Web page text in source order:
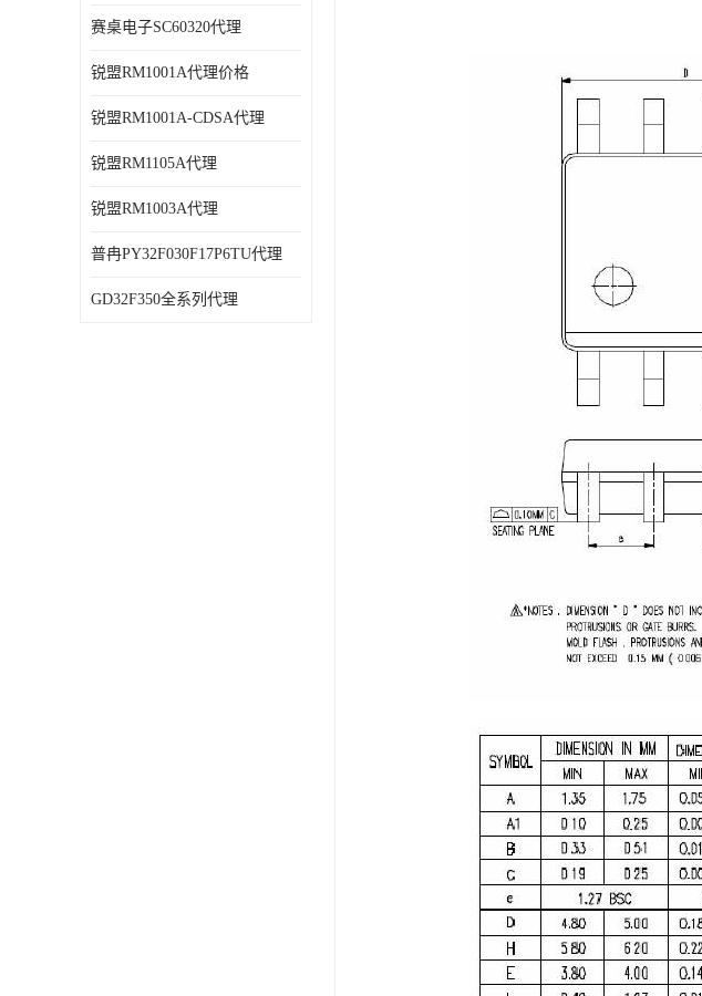
赛桌电子SC60320代理
锐盟RM1001A代理价格
锐盟RM1001A-CDSA代理
锐盟RM1105A代理
锐盟RM1003A代理
普冉PY32F030F17P6TU代理
GD32F350全系列代理